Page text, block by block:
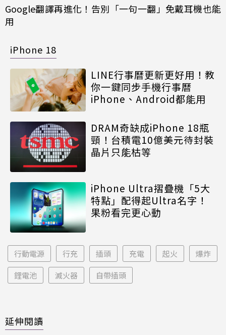
Google翻譯再進化！告別「一句一翻」免戴耳機也能
用
iPhone 18
LINE行事曆更新更好用！教
你一鍵同步手機行事曆
iPhone、Android都能用
DRAM奇缺成iPhone 18瓶
頸！台積電10億美元待封裝
晶片只能枯等
iPhone Ultra摺疊機「5大
特點」配得起Ultra名字！
果粉看完更心動
行動電源 行充 插頭 充電 起火 爆炸
鋰電池 滅火器 自帶插頭
延伸閱讀